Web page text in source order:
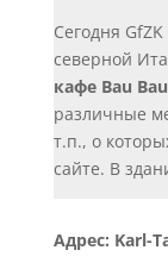
Сегодня
северной
кафе Bau Bau
различные
т.п., о
сайте. В
Адрес: Karl-